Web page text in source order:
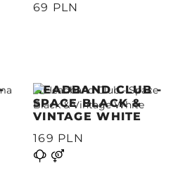
69 PLN
HEADBAND CLUB -
SPACE BLACK &
VINTAGE WHITE
169 PLN